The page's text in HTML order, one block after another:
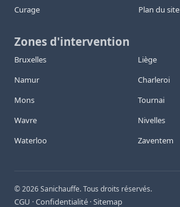
Curage
Plan du site
Zones d'intervention
Bruxelles
Liège
Namur
Charleroi
Mons
Tournai
Wavre
Nivelles
Waterloo
Zaventem
©2026Sanichauffe. Tous droits réservés.
CGU ·Confidentialité ·Sitemap